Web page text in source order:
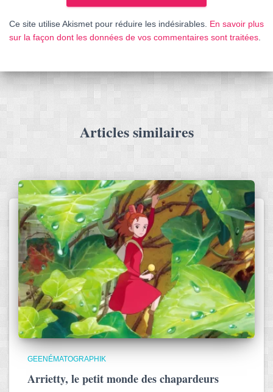
Ce site utilise Akismet pour réduire les indésirables. En savoir plus
sur la façon dont les données de vos commentaires sont traitées
Articles similaires
GEENÉMATOGRAPHIK
Arrietty, le petit monde des chapardeurs